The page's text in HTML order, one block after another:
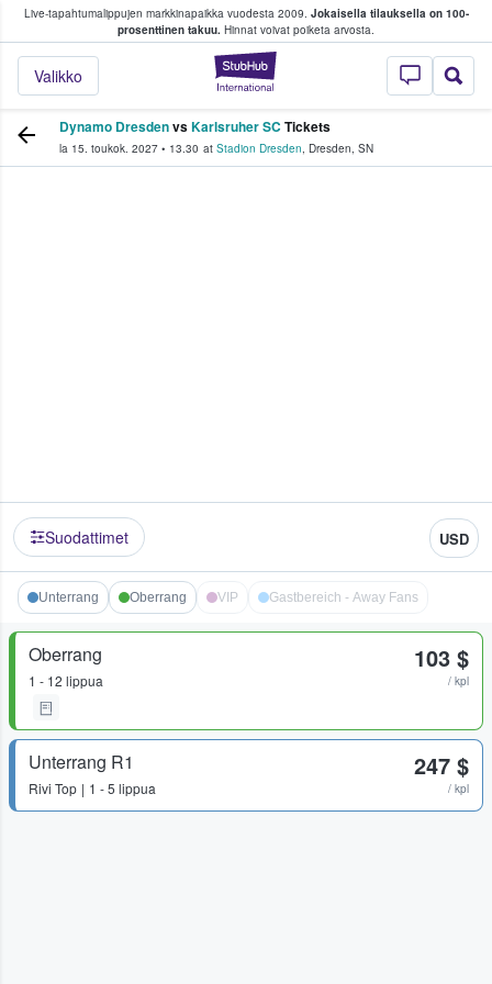
Live-tapahtumalippujen markkinapaikka vuodesta 2009. Jokaisella tilauksella on 100-
prosenttinen takuu. Hinnat voivat poiketa arvosta.
StubHub -
Valikko
fanit ostavat ja myyvät lippuja
Dynamo DresdenvsKarlsruher SC Tickets
la 15. toukok. 2027 • 13.30 at Stadion Dresden, Dresden, SN
Suodattimet USD
Unterrang Oberrang VIP Gastbereich - Away Fans
Oberrang
1 - 12 lippua
103 $
/ kpl
Unterrang R1
Rivi Top 1 - 5 lippua
247 $
/ kpl